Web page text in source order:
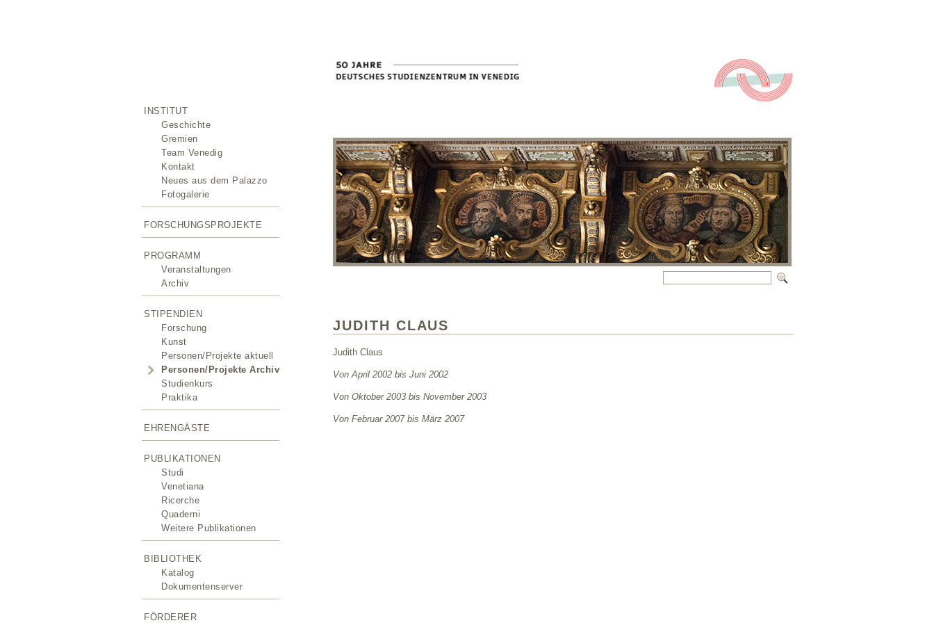
INSTITUT
Geschichte
Gremien
Team Venedig
Kontakt
Neues aus dem Palazzo
Fotogalerie
FORSCHUNGSPROJEKTE
PROGRAMM
Veranstaltungen
Archiv
STIPENDIEN
Forschung
Kunst
Personen/Projekte aktuell
Personen/Projekte Archiv
Studienkurs
Praktika
EHRENGÄSTE
PUBLIKATIONEN
Studi
Venetiana
Ricerche
Quaderni
Weitere Publikationen
BIBLIOTHEK
Katalog
Dokumentenserver
FÖRDERER
JUDITH CLAUS
Judith Claus
Von April 2002 bis Juni 2002
Von Oktober 2003 bis November 2003
Von Februar 2007 bis März 2007